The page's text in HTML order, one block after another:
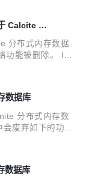
新增了CDC的二
了对自定义关联
； * 控制脚本和
Calcite 的
分布式内存数据
功能被删除。 Ig
； 在Calcite查询
建损坏索引的
本地的快照； 新
式传递额外的参
数据库
分布式内存数
废弃如下的功
移植到了Ignite
数据库